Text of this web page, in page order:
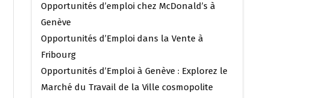
Opportunités d’emploi chez McDonald’s à
Genève
Opportunités d’Emploi dans la Vente à
Fribourg
Opportunités d’Emploi à Genève : Explorez le
Marché du Travail de la Ville cosmopolite